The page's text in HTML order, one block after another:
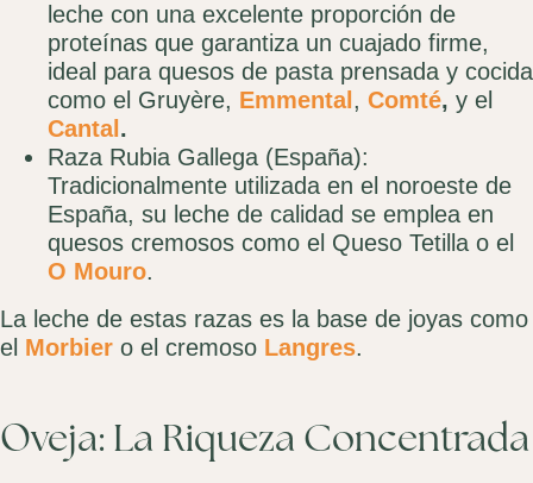
leche con una excelente proporción de
proteínas que garantiza un cuajado firme,
ideal para quesos de pasta prensada y cocida
como el Gruyère, Emmental , Comté, y el
Cantal .
Raza Rubia Gallega (España):
Tradicionalmente utilizada en el noroeste de
España, su leche de calidad se emplea en
quesos cremosos como el Queso Tetilla o el
O Mouro.
La leche de estas razas es la base de joyas como
el Morbier o el cremoso Langres.
Oveja: La Riqueza Concentrada